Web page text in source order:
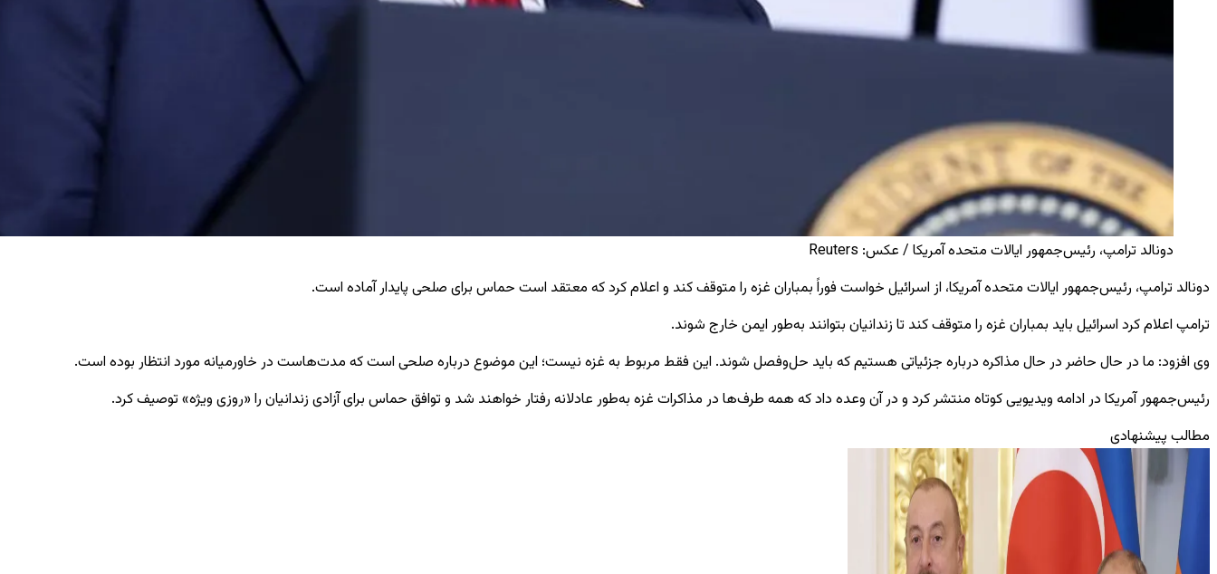
دونالد ترامپ، رئیس‌جمهور ایالات متحده آمریکا / عکس: Reuters
دونالد ترامپ، رئیس‌جمهور ایالات متحده آمریکا، از اسرائیل خواست فوراً بمباران غزه را متوقف کند و اعلام کرد که معتقد است حماس برای صلحی پایدار آماده است.
ترامپ اعلام کرد اسرائیل باید بمباران غزه را متوقف کند تا زندانیان بتوانند به‌طور ایمن خارج شوند.
وی افزود: ما در حال حاضر در حال مذاکره درباره جزئیاتی هستیم که باید حل‌وفصل شوند. این فقط مربوط به غزه نیست؛ این موضوع درباره صلحی است که مدت‌هاست در خاورمیانه مورد انتظار بوده است.
رئیس‌جمهور آمریکا در ادامه ویدیویی کوتاه منتشر کرد و در آن وعده داد که همه طرف‌ها در مذاکرات غزه به‌طور عادلانه رفتار خواهند شد و توافق حماس برای آزادی زندانیان را «روزی ویژه» توصیف کرد.
مطالب پیشنهادی